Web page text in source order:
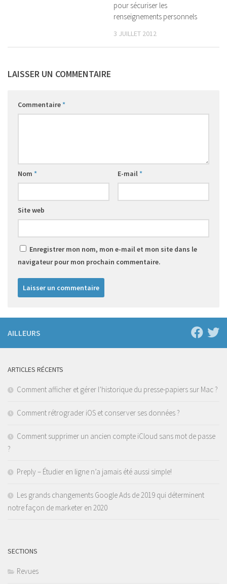
pour sécuriser les
renseignements personnels
3 JUILLET 2012
LAISSER UN COMMENTAIRE
Commentaire*
Nom * E-mail*
Site web
Enregistrer mon nom, mon e-mail et mon site dans le
navigateur pour mon prochain commentaire.
AILLEURS
ARTICLES RÉCENTS
Comment afficher et gérer l’historique du presse-papiers sur Mac ?
Comment rétrograder iOS et conserver ses données ?
Comment supprimer un ancien compte iCloud sans mot de passe
?
Preply – Étudier en ligne n’a jamais été aussi simple!
Les grands changements Google Ads de 2019 qui déterminent
notre façon de marketer en 2020
SECTIONS
Revues